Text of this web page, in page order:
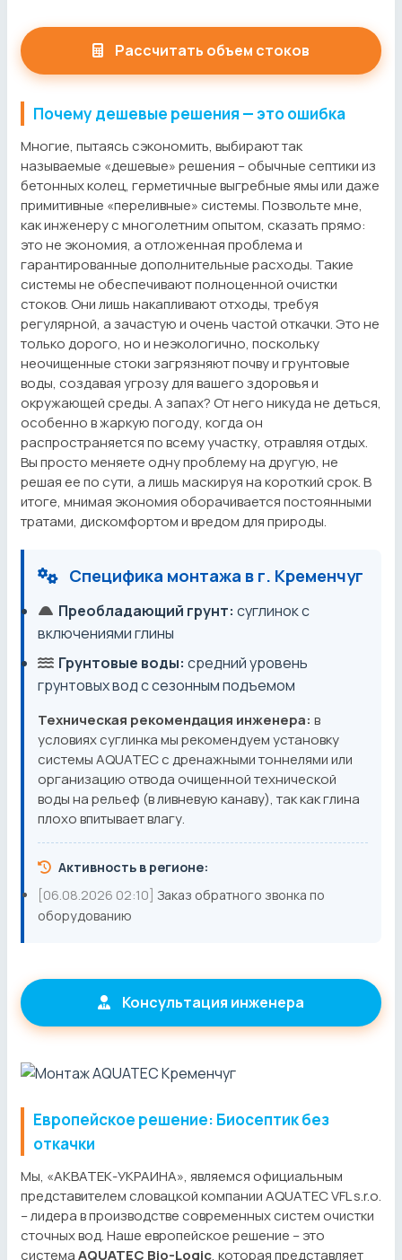
Рассчитать объем стоков
Почему дешевые решения — это ошибка
Многие, пытаясь сэкономить, выбирают так
называемые «дешевые» решения – обычные септики из
бетонных колец, герметичные выгребные ямы или даже
примитивные «переливные» системы. Позвольте мне,
как инженеру с многолетним опытом, сказать прямо:
это не экономия, а отложенная проблема и
гарантированные дополнительные расходы. Такие
системы не обеспечивают полноценной очистки
стоков. Они лишь накапливают отходы, требуя
регулярной, а зачастую и очень частой откачки. Это не
только дорого, но и неэкологично, поскольку
неочищенные стоки загрязняют почву и грунтовые
воды, создавая угрозу для вашего здоровья и
окружающей среды. А запах? От него никуда не деться,
особенно в жаркую погоду, когда он
распространяется по всему участку, отравляя отдых.
Вы просто меняете одну проблему на другую, не
решая ее по сути, а лишь маскируя на короткий срок. В
итоге, мнимая экономия оборачивается постоянными
тратами, дискомфортом и вредом для природы.
Специфика монтажа в г. Кременчуг
Преобладающий грунт: суглинок с
включениями глины
Грунтовые воды: средний уровень
грунтовых вод с сезонным подъемом
Техническая рекомендация инженера: в
условиях суглинка мы рекомендуем установку
системы AQUATEC с дренажными тоннелями или
организацию отвода очищенной технической
воды на рельеф (в ливневую канаву), так как глина
плохо впитывает влагу.
Активность в регионе:
[06.08.2026 02:10] Заказ обратного звонка по
оборудованию
Консультация инженера
Европейское решение: Биосептик без
откачки
Мы, «АКВАТЕК-УКРАИНА», являемся официальным
представителем словацкой компании AQUATEC VFL s.r.o.
– лидера в производстве современных систем очистки
сточных вод. Наше европейское решение – это
системаAQUATEC Bio-Logic, которая представляет